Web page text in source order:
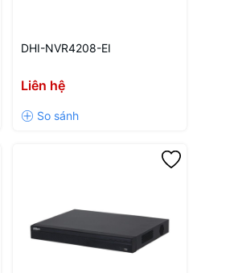
DHI-NVR4208-EI
Liên hệ